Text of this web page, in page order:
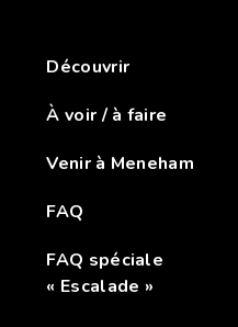
Découvrir
À voir / à faire
Venir à Meneham
FAQ
FAQ spéciale
« Escalade »